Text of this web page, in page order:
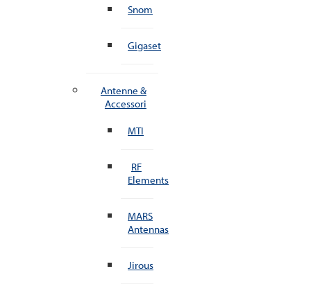
Snom
Gigaset
Antenne &
Accessori
MTI
RF
Elements
MARS
Antennas
Jirous